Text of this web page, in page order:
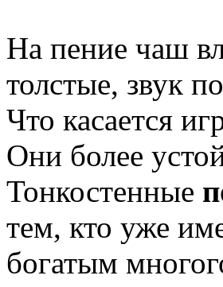
На пение чаш
толстые, звук
Что касается
Они более
Тонкостенные
тем, кто уже
богатым